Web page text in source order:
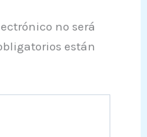
no será
están